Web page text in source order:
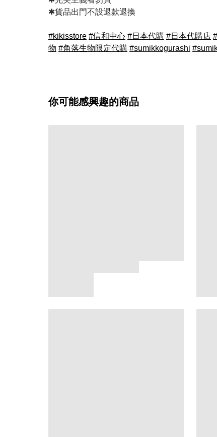
✱貨品出門不設退款退換
#kikisstore #信和中心 #日本代購 #日本代購店
物 #角落生物限定代購 #sumikkogurashi
你可能感興趣的商品